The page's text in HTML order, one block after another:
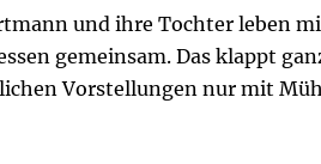
und ihre Tochter leben
gemeinsam. Das klappt
Vorstellungen nur mit